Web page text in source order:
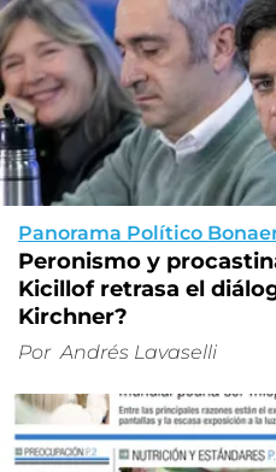
Panorama Político
Peronismo y
Kicillof retrasa el
Kirchner?
Por Andrés Lavaselli